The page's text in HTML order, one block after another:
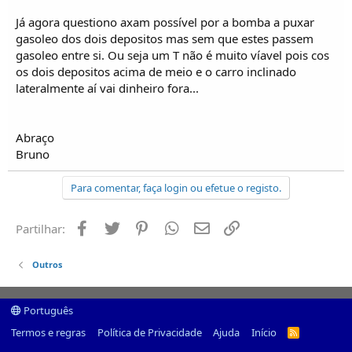
Já agora questiono axam possível por a bomba a puxar
gasoleo dos dois depositos mas sem que estes passem
gasoleo entre si. Ou seja um T não é muito víavel pois cos
os dois depositos acima de meio e o carro inclinado
lateralmente aí vai dinheiro fora...
Abraço
Bruno
Para comentar, faça login ou efetue o registo.
Partilhar: Facebook
Twitter PinterestWhatsapp
Email
Outros
Português
Termos e regras
Política de Privacidade Ajuda Início
R